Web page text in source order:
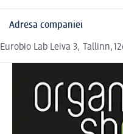
Adresa companiei
Eurobio Lab Leiva 3,